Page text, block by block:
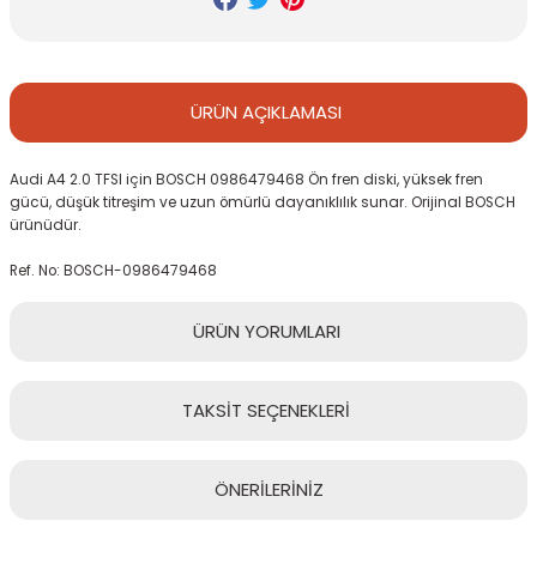
ÜRÜN AÇIKLAMASI
Audi A4 2.0 TFSI için BOSCH 0986479468 Ön fren diski, yüksek fren
gücü, düşük titreşim ve uzun ömürlü dayanıklılık sunar. Orijinal BOSCH
ürünüdür.
Ref. No: BOSCH-0986479468
ÜRÜN YORUMLARI
TAKSİT SEÇENEKLERİ
ÖNERİLERİNİZ